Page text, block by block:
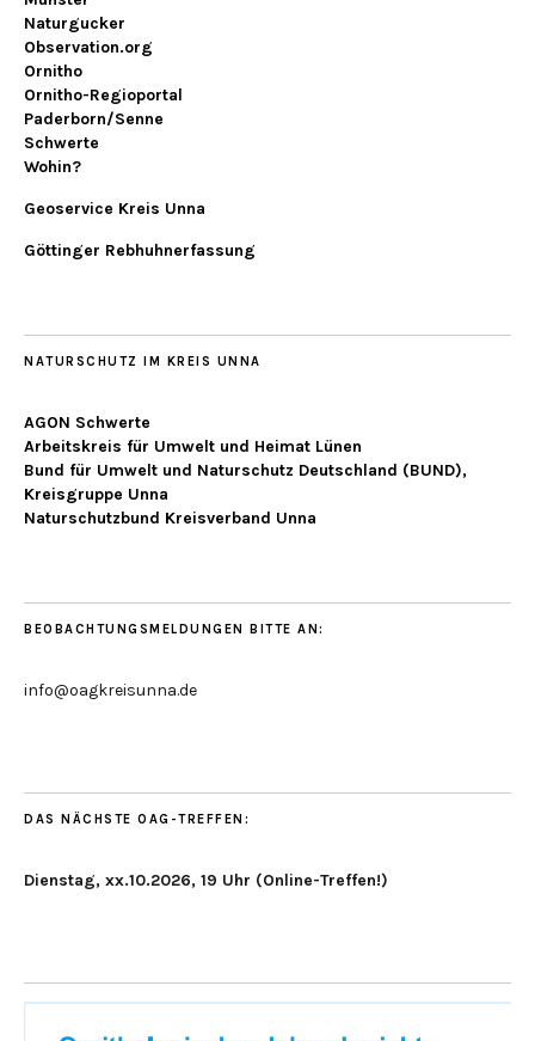
Naturgucker
Observation.org
Ornitho
Ornitho-Regioportal
Paderborn/Senne
Schwerte
Wohin?
Geoservice Kreis Unna
Göttinger Rebhuhnerfassung
NATURSCHUTZ IM KREIS UNNA
AGON Schwerte
Arbeitskreis für Umwelt und Heimat Lünen
Bund für Umwelt und Naturschutz Deutschland (BUND),
Kreisgruppe Unna
Naturschutzbund Kreisverband Unna
BEOBACHTUNGSMELDUNGEN BITTE AN:
info@oagkreisunna.de
DAS NÄCHSTE OAG-TREFFEN:
Dienstag, xx.10.2026, 19 Uhr (Online-Treffen!)